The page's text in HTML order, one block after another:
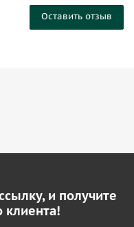
Оставить отзыв
и получите
клиента!